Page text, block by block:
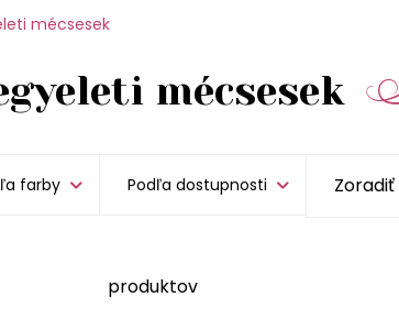
mécsesek
mécsesek
farby Podľa dostupnosti
produktov